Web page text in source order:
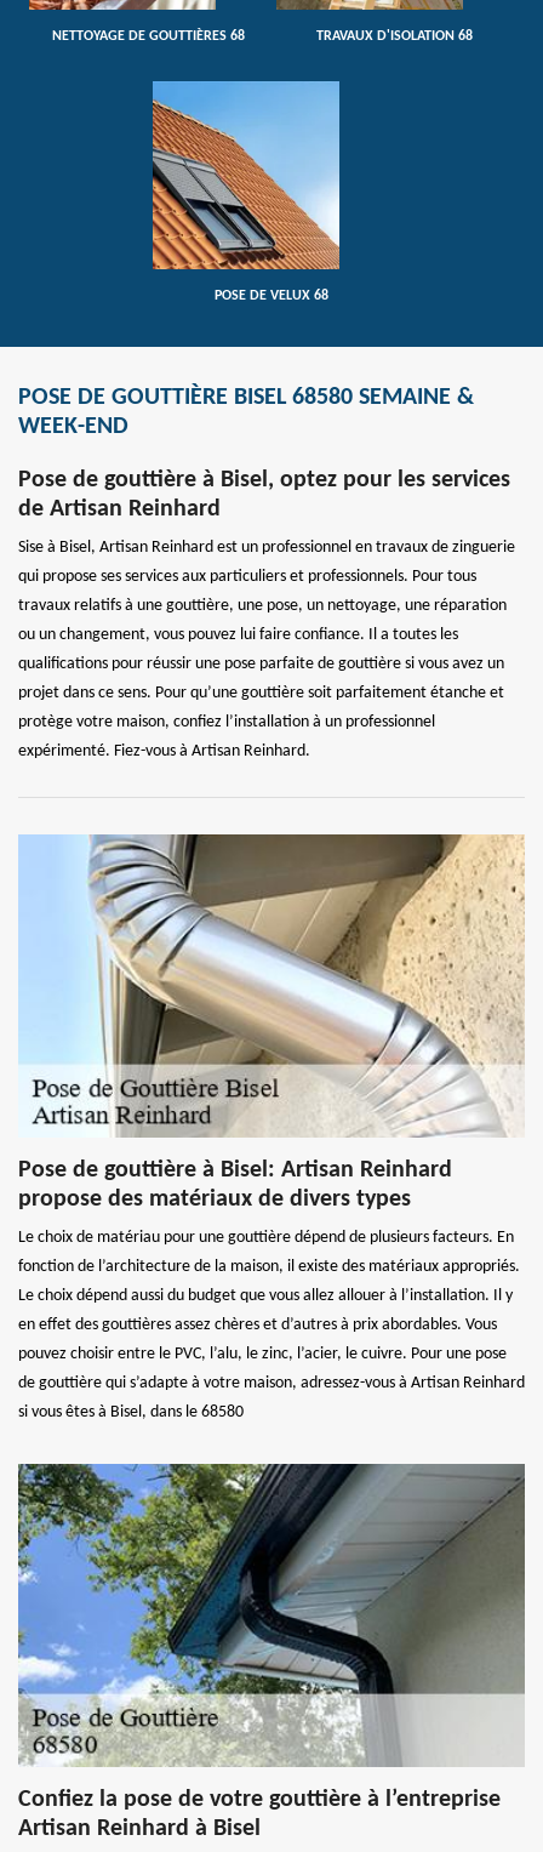
NETTOYAGE DE GOUTTIÈRES 68 TRAVAUX D'ISOLATION 68
POSE DE VELUX 68
POSE DE GOUTTIÈRE BISEL 68580 SEMAINE &
WEEK-END
Pose de gouttière à Bisel, optez pour les services
de Artisan Reinhard
Sise à Bisel, Artisan Reinhard est un professionnel en travaux de zinguerie
qui propose ses services aux particuliers et professionnels. Pour tous
travaux relatifs à une gouttière, une pose, un nettoyage, une réparation
ou un changement, vous pouvez lui faire confiance. Il a toutes les
qualifications pour réussir une pose parfaite de gouttière si vous avez un
projet dans ce sens. Pour qu’une gouttière soit parfaitement étanche et
protège votre maison, confiez l’installation à un professionnel
expérimenté. Fiez-vous à Artisan Reinhard.
Pose de gouttière à Bisel: Artisan Reinhard
propose des matériaux de divers types
Le choix de matériau pour une gouttière dépend de plusieurs facteurs. En
fonction de l’architecture de la maison, il existe des matériaux appropriés.
Le choix dépend aussi du budget que vous allez allouer à l’installation. Il y
en effet des gouttières assez chères et d’autres à prix abordables. Vous
pouvez choisir entre le PVC, l’alu, le zinc, l’acier, le cuivre. Pour une pose
de gouttière qui s’adapte à votre maison, adressez-vous à Artisan Reinhard
si vous êtes à Bisel, dans le 68580
Confiez la pose de votre gouttière à l’entreprise
Artisan Reinhard à Bisel